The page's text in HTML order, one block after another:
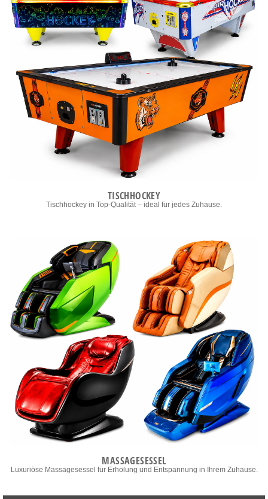
TISCHHOCKEY
Tischhockey in Top-Qualität – ideal für jedes Zuhause.
MASSAGESESSEL
Luxuriöse Massagesessel für Erholung und Entspannung in Ihrem Zuhause.